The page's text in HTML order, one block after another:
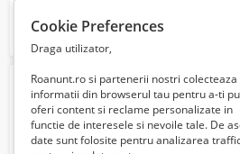
211 Lei
Cookie Preferences
Draga utilizator,
Roanunt.ro si partenerii nostri colecteaza
informatii din browserul tau pentru a-ti
oferi content si reclame personalizate in
functie de interesele si nevoile tale. De
date sunt folosite pentru analizarea